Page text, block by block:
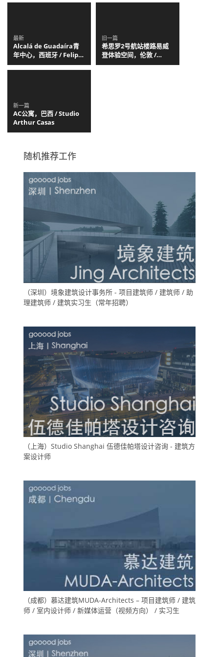
最新
Alcalá de Guadaíra青
年中心，西班牙 / Felipe
Retuerto + Dunar
Arquitectos
旧一篇
希思罗2号航站楼路易威
登体验空间，伦敦 /
Marc
新一篇
AC公寓，巴西 / Studio
Arthur Casas
随机推荐工作
（深圳）境象建筑设计事务所 - 项目建筑师 / 建筑师 / 助
理建筑师 / 建筑实习生（常年招聘）
（上海）Studio Shanghai 伍德佳帕塔设计咨询 - 建筑方
案设计师
（成都）慕达建筑MUDA-Architects – 项目建筑师 / 建筑
师 / 室内设计师 / 新媒体运营（视频方向） / 实习生